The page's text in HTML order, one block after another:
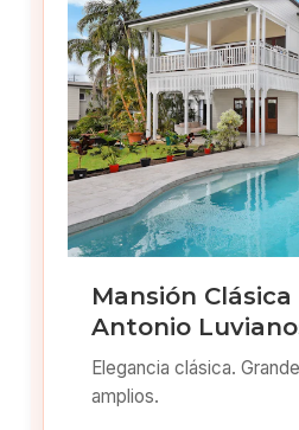
Mansión Clásica
Antonio
Elegancia clásica.
amplios.